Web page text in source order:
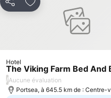
PartagerAjouter à mes favoris
Hotel
The Viking Farm Bed And
/Aucune évaluation
Portsea, à 645.5 km de : Centre-